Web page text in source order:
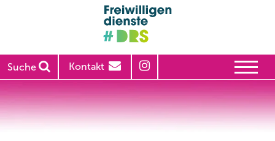
Suche Kontakt